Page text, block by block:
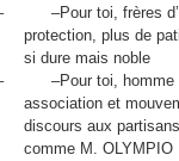
–Pour toi, frères
protection, plus de
si dure mais noble
–Pour toi,
association et
discours aux
comme M.